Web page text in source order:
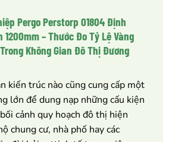
Pergo Perstorp 01804 Định
1200mm – Thước Đo Tỷ Lệ Vàng
Không Gian Đô Thị Đương
kiến trúc nào cũng cung cấp một
lớn để dung nạp những cấu kiện
cảnh quy hoạch đô thị hiện
chung cư, nhà phố hay các